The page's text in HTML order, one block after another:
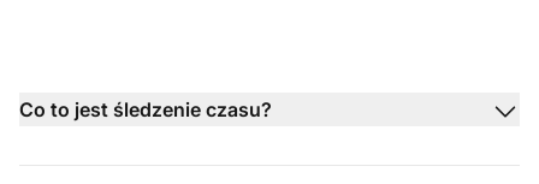
Co to jest śledzenie czasu?